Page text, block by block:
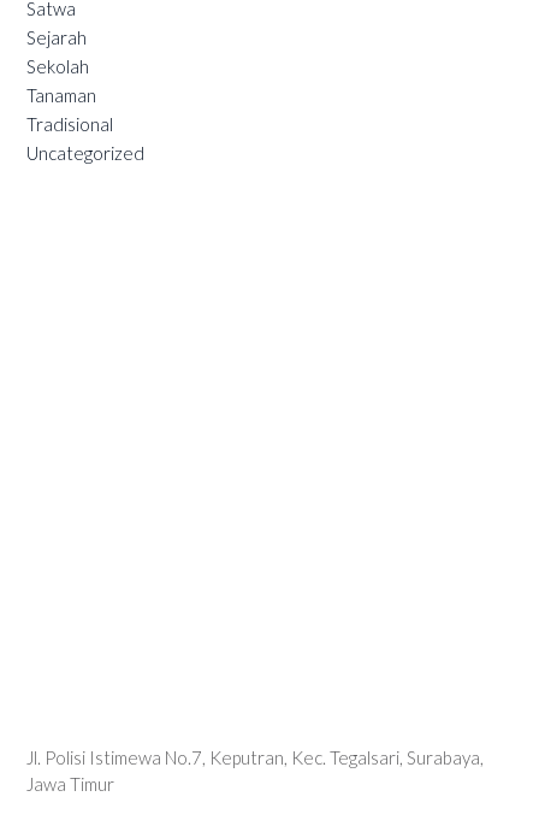
Satwa
Sejarah
Sekolah
Tanaman
Tradisional
Uncategorized
Jl. Polisi Istimewa No.7, Keputran, Kec. Tegalsari, Surabaya,
Jawa Timur